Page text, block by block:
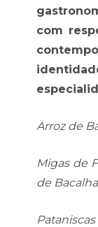
com
Arroz de
Migas de
de